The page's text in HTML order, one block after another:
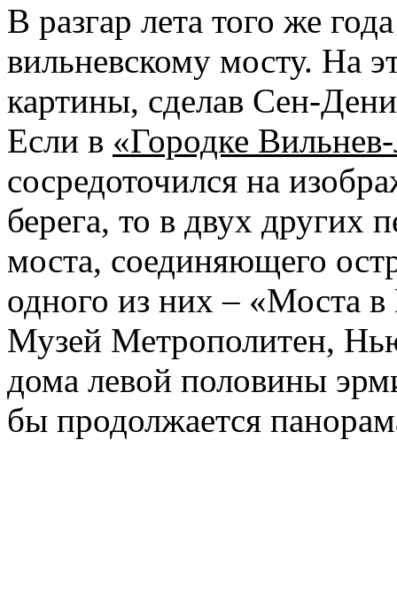
В разгар лета того же
вильневскому мосту. На
картины, сделав Сен-
Если в «Городке
сосредоточился на
берега, то в двух других
моста, соединяющего
одного из них – «Моста
Музей Метрополитен,
дома левой половины
бы продолжается